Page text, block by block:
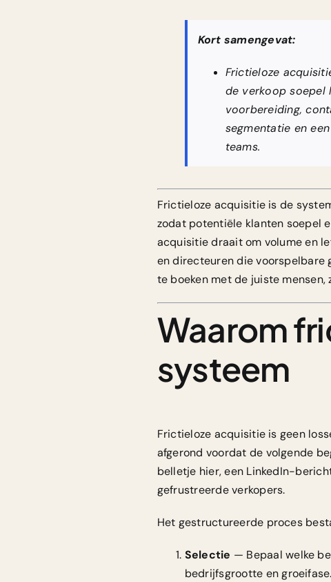
Kort samengevat:
Frictieloze
de verkoop soepel
voorbereiding,
segmentatie en
teams.
Frictieloze acquisitie is de
zodat potentiële klanten soepel
acquisitie draait om volume en
en directeuren die voorspelbare
te boeken met de juiste
Waarom
systeem
Frictieloze acquisitie is geen
afgerond voordat de volgende
belletje hier, een LinkedIn-
gefrustreerde verkopers.
Het gestructureerde proces
Selectie — Bepaal welke
bedrijfsgrootte en groeifase.